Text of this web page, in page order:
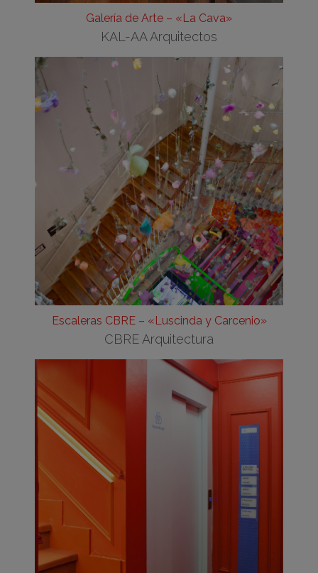
Galería de Arte – «La Cava»
KAL-AA Arquitectos
Escaleras CBRE – «Luscinda y Carcenio»
CBRE Arquitectura